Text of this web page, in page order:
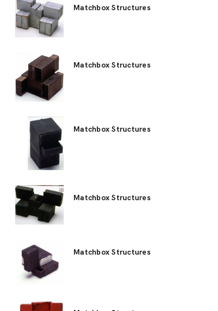
Matchbox Structures
Matchbox Structures
Matchbox Structures
Matchbox Structures
Matchbox Structures